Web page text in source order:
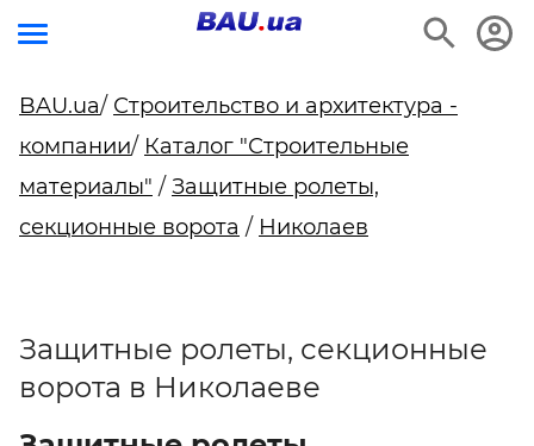
BAU.ua/ Строительство и архитектура -
компании/ Каталог "Строительные
материалы" / Защитные ролеты,
секционные ворота / Николаев
Защитные ролеты, секционные
ворота в Николаеве